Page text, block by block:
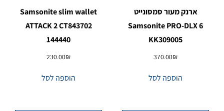
ארנק מעור סמסונייט
Samsonite PRO-DLX 6
KK309005
370.00₪
הוספה לסל
Samsonite slim wallet
ATTACK 2 CT843702
144440
230.00₪
הוספה לסל